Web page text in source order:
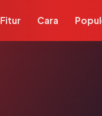
Fitur Cara